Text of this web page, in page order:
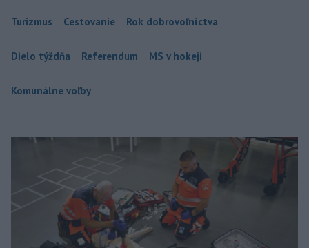
Turizmus Cestovanie Rok dobrovoľníctva
Dielo týždňa Referendum MS v hokeji
Komunálne voľby